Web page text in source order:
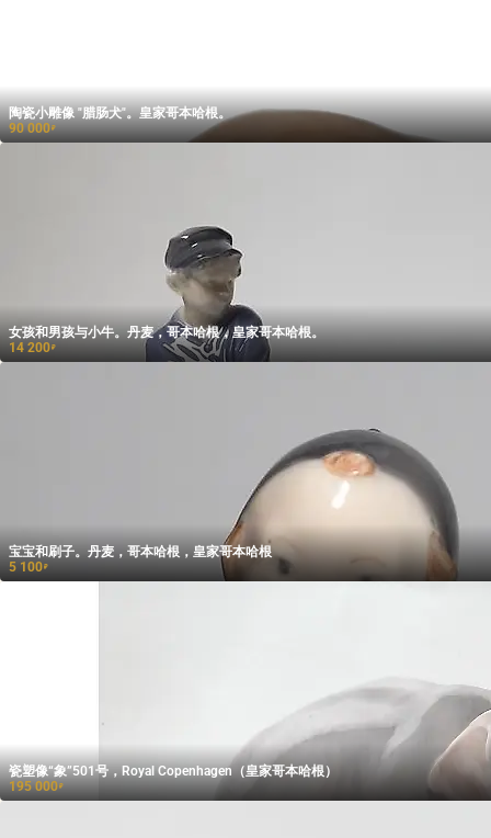
陶瓷小雕像 "腊肠犬"。皇家哥本哈根。
90 000₽
女孩和男孩与小牛。丹麦，哥本哈根，皇家哥本哈根。
14 200₽
宝宝和刷子。丹麦，哥本哈根，皇家哥本哈根
5 100₽
瓷塑像“象”501号，Royal Copenhagen（皇家哥本哈根）
195 000₽